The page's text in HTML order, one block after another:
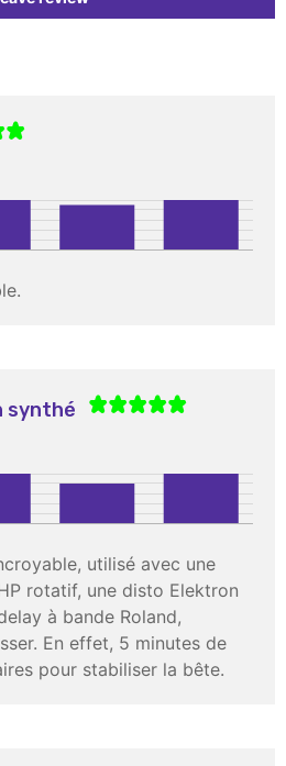
synthé
utilisé avec une
rotatif, une disto Elektron
à bande Roland,
En effet, 5 minutes de
pour stabiliser la bête.